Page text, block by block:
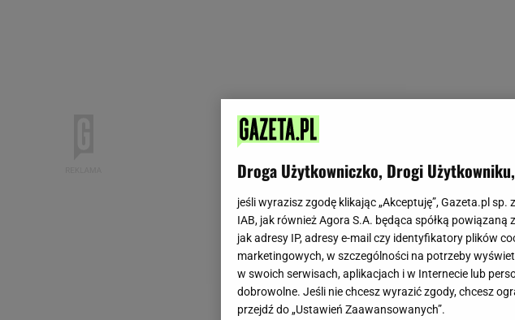
Droga Użytkowniczko, Drogi Użytkowniku,
jeśli wyrazisz zgodę klikając „Akceptuję”, Gazeta.pl
IAB, jak również Agora S.A. będąca spółką
jak adresy IP, adresy e-mail czy identyfikatory plików
marketingowych, w szczególności na potrzeby
w swoich serwisach, aplikacjach i w Internecie lub
dobrowolne. Jeśli nie chcesz wyrazić zgody, chcesz
przejdź do „Ustawień Zaawansowanych”.